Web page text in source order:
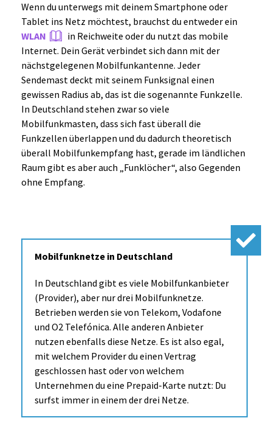
Wenn du unterwegs mit deinem Smartphone oder
Tablet ins Netz möchtest, brauchst du entweder ein
WLAN
in Reichweite oder du nutzt das mobile
Internet. Dein Gerät verbindet sich dann mit der
nächstgelegenen Mobilfunkantenne. Jeder
Sendemast deckt mit seinem Funksignal einen
gewissen Radius ab, das ist die sogenannte Funkzelle.
In Deutschland stehen zwar so viele
Mobilfunkmasten, dass sich fast überall die
Funkzellen überlappen und du dadurch theoretisch
überall Mobilfunkempfang hast, gerade im ländlichen
Raum gibt es aber auch „Funklöcher“, also Gegenden
ohne Empfang.
Mobilfunknetze in Deutschland
In Deutschland gibt es viele Mobilfunkanbieter
(Provider), aber nur drei Mobilfunknetze.
Betrieben werden sie von Telekom, Vodafone
und O2 Telefónica. Alle anderen Anbieter
nutzen ebenfalls diese Netze. Es ist also egal,
mit welchem Provider du einen Vertrag
geschlossen hast oder von welchem
Unternehmen du eine Prepaid-Karte nutzt: Du
surfst immer in einem der drei Netze.